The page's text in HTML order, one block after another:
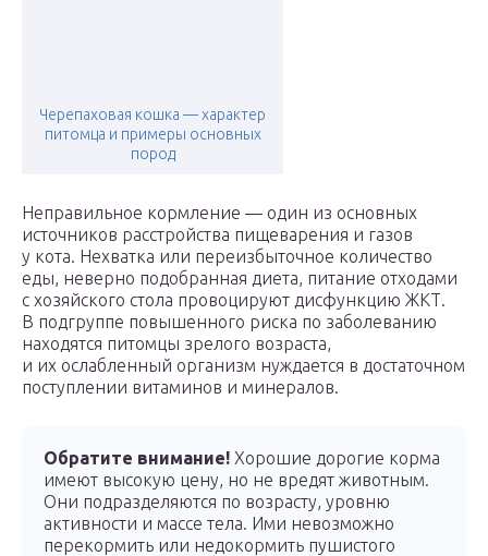
Черепаховая кошка — характер
питомца и примеры основных
пород
Неправильное кормление — один из основных
источников расстройства пищеварения и газов
у кота. Нехватка или переизбыточное количество
еды, неверно подобранная диета, питание отходами
с хозяйского стола провоцируют дисфункцию ЖКТ.
В подгруппе повышенного риска по заболеванию
находятся питомцы зрелого возраста,
и их ослабленный организм нуждается в достаточном
поступлении витаминов и минералов.
Обратите внимание! Хорошие дорогие корма
имеют высокую цену, но не вредят животным.
Они подразделяются по возрасту, уровню
активности и массе тела. Ими невозможно
перекормить или недокормить пушистого